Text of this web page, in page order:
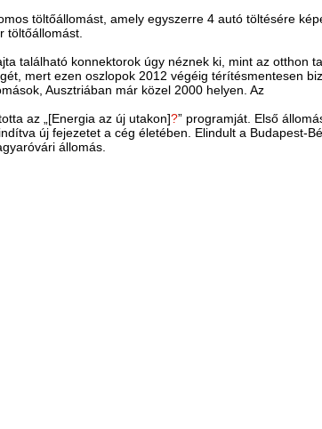
töltőállomást, amely egyszerre 4 autó töltésére
töltőállomást.
található konnektorok úgy néznek ki, mint az otthon
mert ezen oszlopok 2012 végéig térítésmentesen
Ausztriában már közel 2000 helyen. Az
az „[Energia az új utakon]?” programját. Első
új fejezetet a cég életében. Elindult a Budapest-
állomás.